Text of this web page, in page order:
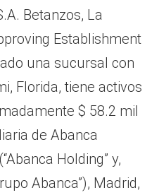
Betanzos, La
Establishment
una sucursal con
Florida, tiene activos
$ 58.2 mil
de Abanca
Holding” y,
Abanca”), Madrid,